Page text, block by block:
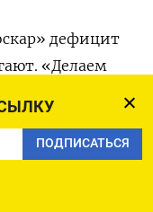
ПОДПИСАТЬСЯ
дефицит
«Делаем
на основную
уже 1,5 года без